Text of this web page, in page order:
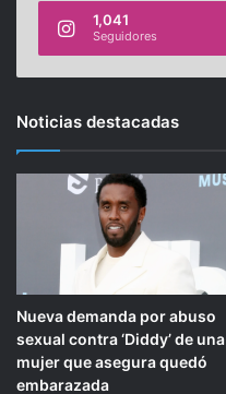
1,041
Seguidores
Noticias destacadas
Nueva demanda por abuso
sexual contra ‘Diddy’ de una
mujer que asegura quedó
embarazada